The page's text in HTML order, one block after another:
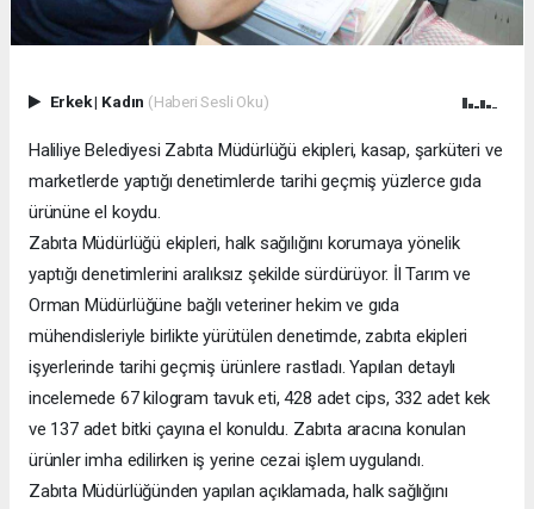
Erkek| Kadın (Haberi Sesli Oku)
Haliliye Belediyesi Zabıta Müdürlüğü ekipleri, kasap, şarküteri ve
marketlerde yaptığı denetimlerde tarihi geçmiş yüzlerce gıda
ürününe el koydu.
Zabıta Müdürlüğü ekipleri, halk sağılığını korumaya yönelik
yaptığı denetimlerini aralıksız şekilde sürdürüyor. İl Tarım ve
Orman Müdürlüğüne bağlı veteriner hekim ve gıda
mühendisleriyle birlikte yürütülen denetimde, zabıta ekipleri
işyerlerinde tarihi geçmiş ürünlere rastladı. Yapılan detaylı
incelemede 67 kilogram tavuk eti, 428 adet cips, 332 adet kek
ve 137 adet bitki çayına el konuldu. Zabıta aracına konulan
ürünler imha edilirken iş yerine cezai işlem uygulandı.
Zabıta Müdürlüğünden yapılan açıklamada, halk sağlığını